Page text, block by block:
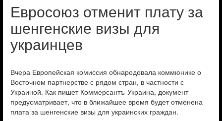
Евросоюз отменит плату за
шенгенские визы для
украинцев
Вчера Европейская комиссия обнародовала коммюнике о
Восточном партнерстве с рядом стран, в частности с
Украиной. Как пишет Коммерсантъ-Украина, документ
предусматривает, что в ближайшее время будет отменена
плата за шенгенские визы для украинских граждан.